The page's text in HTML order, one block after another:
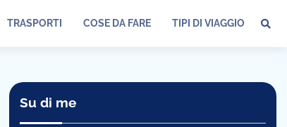
TRASPORTI COSE DA FARE TIPI DI VIAGGIO
Su di me